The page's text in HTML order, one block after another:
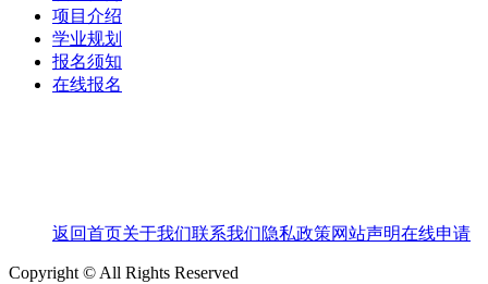
项目介绍
学业规划
报名须知
在线报名
返回首页关于我们联系我们隐私政策网站声明在线申请
Copyright © All Rights Reserved